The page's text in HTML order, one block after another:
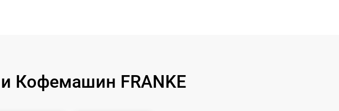
Кофемашин FRANKE